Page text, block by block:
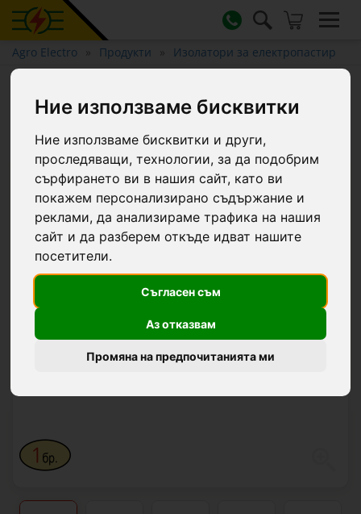
Ние използваме бисквитки
Ние използваме бисквитки и други,
проследяващи, технологии, за да подобрим
сърфирането ви в нашия сайт, като ви
покажем персонализирано съдържание и
реклами, да анализираме трафика на нашия
сайт и да разберем откъде идват нашите
посетители.
Съгласен съм
Аз отказвам
Промяна на предпочитанията ми
Agro Electro Продукти Изолатори за електропастир
Изолатор за врата X³, с винт
за дърво